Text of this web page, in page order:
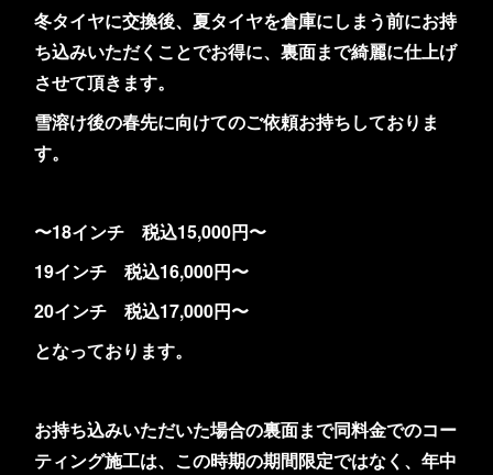
冬タイヤに交換後、夏タイヤを倉庫にしまう前にお持
ち込みいただくことでお得に、裏面まで綺麗に仕上げ
させて頂きます。
雪溶け後の春先に向けてのご依頼お持ちしておりま
す。
〜18インチ 税込15,000円〜
19インチ 税込16,000円〜
20インチ 税込17,000円〜
となっております。
お持ち込みいただいた場合の裏面まで同料金でのコー
ティング施工は、この時期の期間限定ではなく、年中